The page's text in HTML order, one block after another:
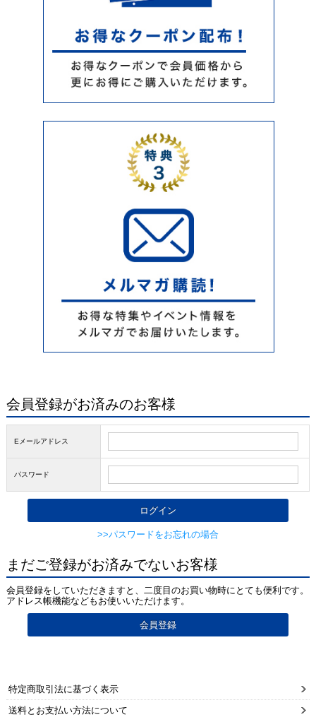
会員登録がお済みのお客様
Eメールアドレス
パスワード
>>パスワードをお忘れの場合
まだご登録がお済みでないお客様
会員登録をしていただきますと、二度目のお買い物時にとても便利です。
アドレス帳機能などもお使いいただけます。
特定商取引法に基づく表示
送料とお支払い方法について